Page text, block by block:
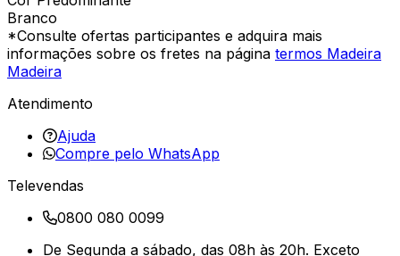
Branco
*Consulte ofertas participantes e adquira mais
informações sobre os fretes na página termos Madeira
Madeira
Atendimento
Ajuda
Compre pelo WhatsApp
Televendas
0800 080 0099
De Segunda a sábado, das 08h às 20h. Exceto